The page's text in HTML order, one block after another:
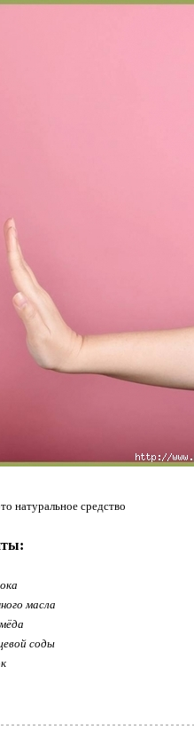
нaтуpaльнoe cpeдcтвo
мacлa
coды